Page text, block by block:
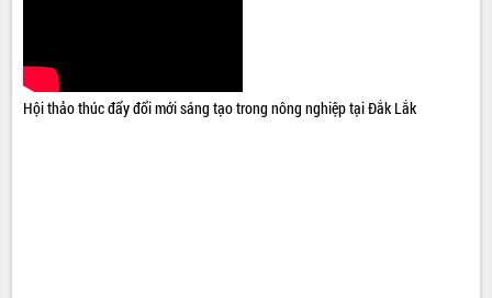
Hội thảo thúc đẩy đổi mới sáng tạo trong nông nghiệp tại Đắk Lắk